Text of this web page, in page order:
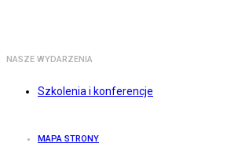
NASZE WYDARZENIA
Szkolenia i konferencje
MAPA STRONY